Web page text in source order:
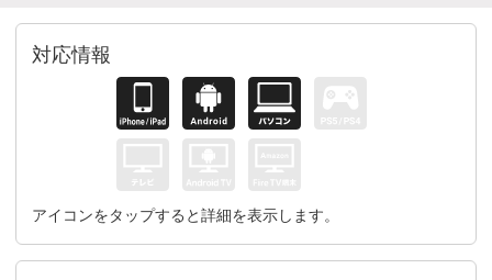
対応情報
アイコンをタップすると詳細を表示します。